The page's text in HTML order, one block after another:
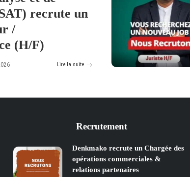
recrute un
/
(H/F)
Lire la suite
Recrutement
Denkmako recrute un Chargée des
opérations commerciales &
relations partenaires